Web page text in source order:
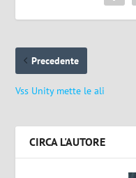
Precedente
Vss Unity mette le ali
CIRCA L'AUTORE